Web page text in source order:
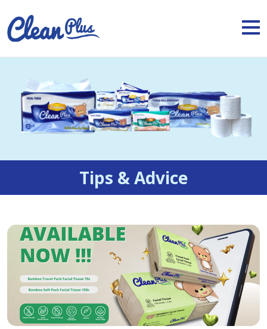
Tips & Advice